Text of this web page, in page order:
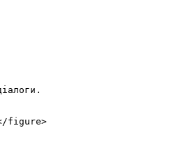
figure>